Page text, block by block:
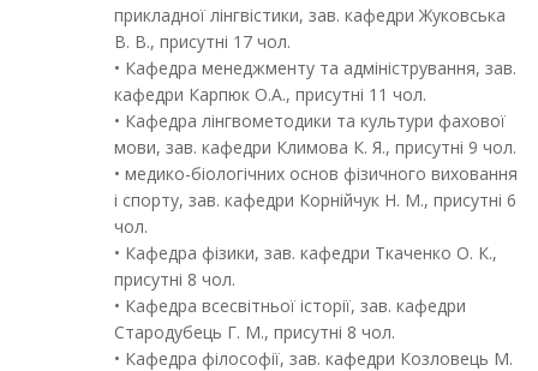
прикладної лінгвістики, зав. кафедри Жуковська
В. В., присутні 17 чол.
• Кафедра менеджменту та адміністрування, зав.
кафедри Карпюк О.А., присутні 11 чол.
• Кафедра лінгвометодики та культури фахової
мови, зав. кафедри Климова К. Я., присутні 9 чол.
• медико-біологічних основ фізичного виховання
і спорту, зав. кафедри Корнійчук Н. М., присутні 6
чол.
• Кафедра фізики, зав. кафедри Ткаченко О. К.,
присутні 8 чол.
• Кафедра всесвітньої історії, зав. кафедри
Стародубець Г. М., присутні 8 чол.
• Кафедра філософії, зав. кафедри Козловець М.